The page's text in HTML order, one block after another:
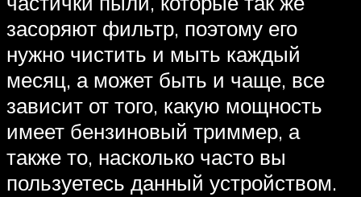
засоряют фильтр, поэтому его
нужно чистить и мыть каждый
месяц, а может быть и чаще, все
зависит от того, какую мощность
имеет бензиновый триммер, а
также то, насколько часто вы
пользуетесь данный устройством.